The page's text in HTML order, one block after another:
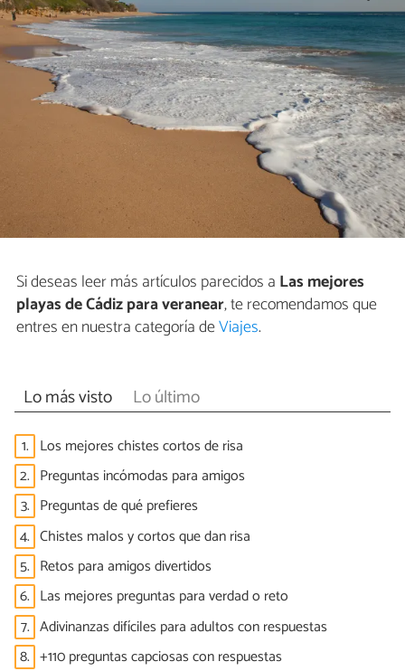
Si deseas leer más artículos parecidos a Las mejores
playas de Cádiz para veranear, te recomendamos que
entres en nuestra categoría deViajes.
Lo más visto Lo último
1. Los mejores chistes cortos de risa
2. Preguntas incómodas para amigos
3. Preguntas de qué prefieres
4. Chistes malos y cortos que dan risa
5. Retos para amigos divertidos
6. Las mejores preguntas para verdad o reto
7. Adivinanzas difíciles para adultos con respuestas
8. +110 preguntas capciosas con respuestas